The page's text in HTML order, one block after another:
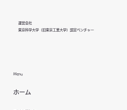
Menu
ホーム
運営会社
東京科学大学（旧東京工業大学）認定ベンチャー